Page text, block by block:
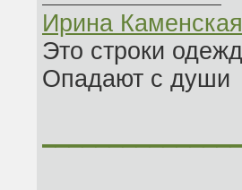
Ирина Каменская
Это строки
Опадают с души